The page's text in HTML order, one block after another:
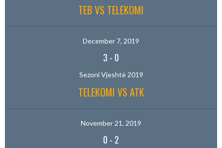
TEB VS TELEKOMI
December 7, 2019
3 - 0
Sezoni Vjeshtë 2019
TELEKOMI VS ATK
November 21, 2019
0 - 2